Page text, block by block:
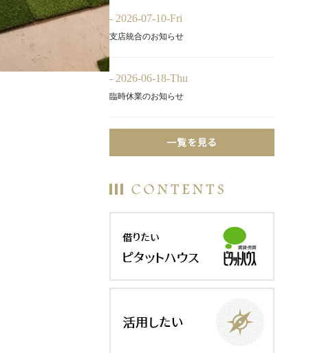
- 2026-07-10-Fri
支店統合のお知らせ
- 2026-06-18-Thu
臨時休業のお知らせ